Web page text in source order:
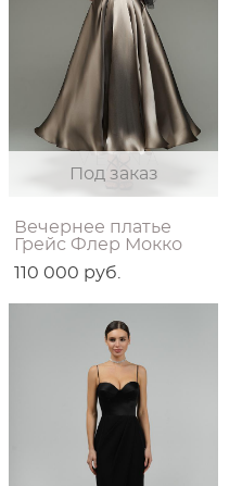
Под заказ
Вечернее платье
Грейс Флер Мокко
110 000 pуб.